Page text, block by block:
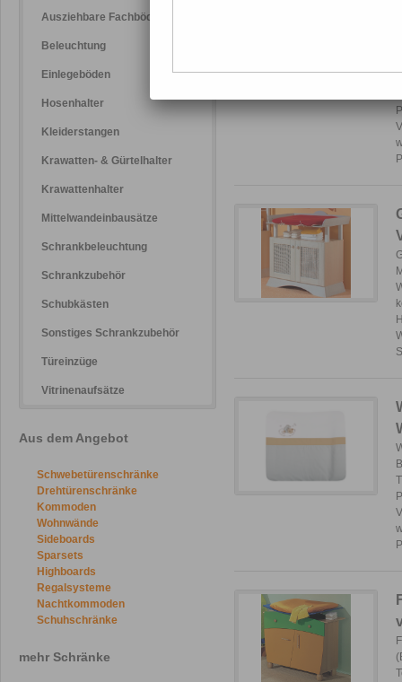
Ausziehbare Fachböden
Beleuchtung
Einlegeböden
Hosenhalter
Kleiderstangen
Krawatten- & Gürtelhalter
Krawattenhalter
Mittelwandeinbausätze
Schrankbeleuchtung
Schrankzubehör
Schubkästen
Sonstiges Schrankzubehör
Türeinzüge
Vitrinenaufsätze
Aus dem Angebot
Schwebetürenschränke
Drehtürenschränke
Kommoden
Wohnwände
Sideboards
Sparsets
Highboards
Regalsysteme
Nachtkommoden
Schuhschränke
mehr Schränke